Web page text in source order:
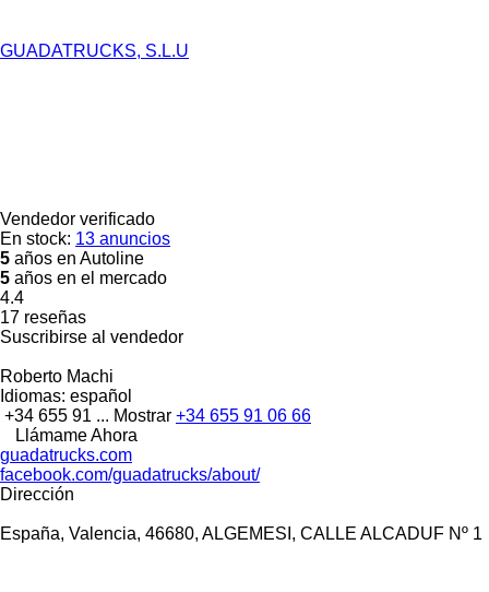
GUADATRUCKS, S.L.U
Vendedor verificado
En stock: 13 anuncios
5 años en Autoline
5 años en el mercado
4.4
17 reseñas
Suscribirse al vendedor
Roberto Machi
Idiomas: español
+34 655 91 ... Mostrar +34 655 91 06 66
Llámame Ahora
guadatrucks.com
facebook.com/guadatrucks/about/
Dirección
España, Valencia, 46680, ALGEMESI, CALLE ALCADUF Nº 1